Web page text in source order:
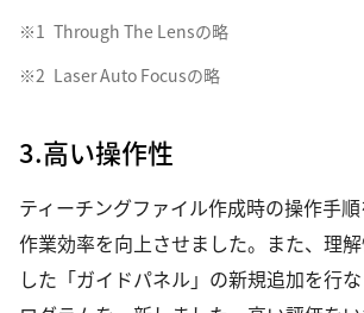
※1 Through The Lensの略
※2 Laser Auto Focusの略
3.高い操作性
ティーチングファイル作成時の操作手
作業効率を向上させました。また、理
した「ガイドパネル」の新規追加を行